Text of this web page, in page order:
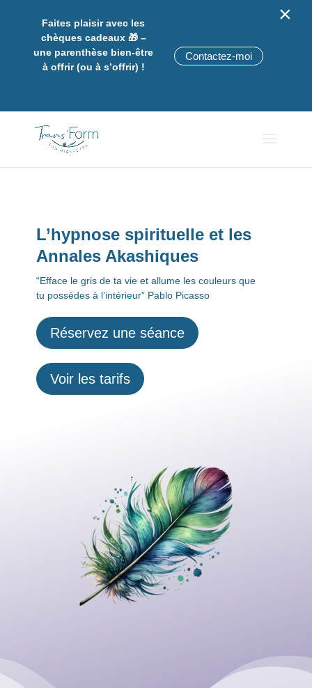
L’hypnose spirituelle et les
Annales Akashiques
“Efface le gris de ta vie et allume les couleurs que
tu possèdes à l’intérieur” Pablo Picasso
Réservez une séance
Voir les tarifs
Faites plaisir avec les
chèques cadeaux 🎁 –
une parenthèse bien-être
à offrir (ou à s’offrir) !
Contactez-moi
×